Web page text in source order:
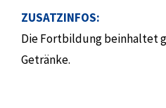
ZUSATZINFOS:
Die Fortbildung beinhaltet
Getränke.